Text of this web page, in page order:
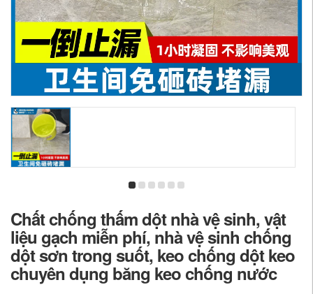
Chất chống thấm dột nhà vệ sinh, vật
liệu gạch miễn phí, nhà vệ sinh chống
dột sơn trong suốt, keo chống dột keo
chuyên dụng băng keo chống nước